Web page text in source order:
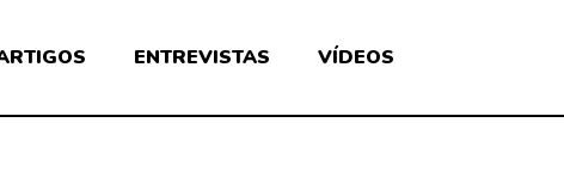
ENTREVISTAS VÍDEOS